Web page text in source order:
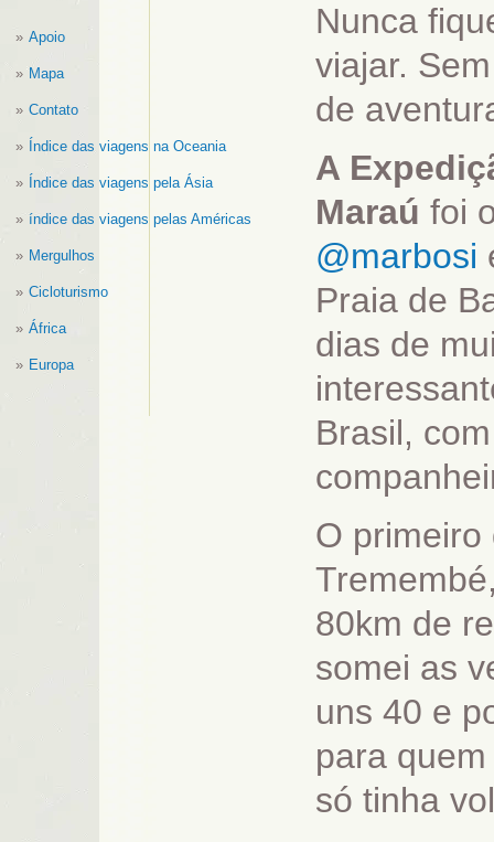
Apoio
Mapa
Contato
Índice das viagens na Oceania
Índice das viagens pela Ásia
índice das viagens pelas Américas
Mergulhos
Cicloturismo
África
Europa
Nunca
viajar.
de
A
Maraú foi
@marbosi
Praia de
dias de
Brasil,
O primeiro
80km de
somei as
uns 40 e
para
só tinha